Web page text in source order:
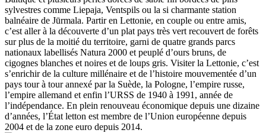
sylvestres comme Liepaja, Ventspils ou la si charmante station
balnéaire de Jūrmala. Partir en Lettonie, en couple ou entre amis,
c’est aller à la découverte d’un plat pays très vert recouvert de forêts
sur plus de la moitié du territoire, garni de quatre grands parcs
nationaux labellisés Natura 2000 et peuplé d’ours bruns, de
cigognes blanches et noires et de loups gris. Visiter la Lettonie, c’est
s’enrichir de la culture millénaire et de l’histoire mouvementée d’un
pays tour à tour annexé par la Suède, la Pologne, l’empire russe,
l’empire allemand et enfin l’URSS de 1940 à 1991, année de
l’indépendance. En plein renouveau économique depuis une dizaine
d’années, l’État letton est membre de l’Union européenne depuis
2004 et de la zone euro depuis 2014.